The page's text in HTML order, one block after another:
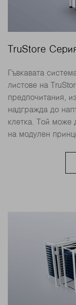
TruStore
Гъвкавата
листове на
предпочитания,
надгражда до
клетка. Той може
на модулен